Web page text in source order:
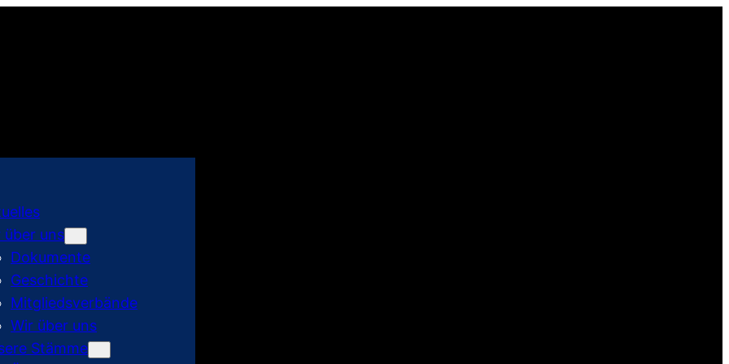
über uns
Dokumente
Geschichte
Mitgliedsverbände
Wir über uns
Stämme